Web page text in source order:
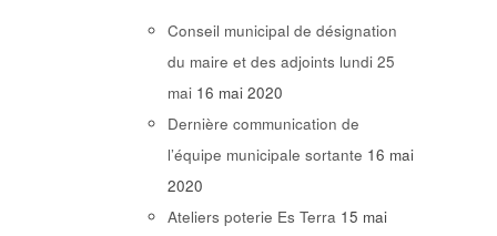
Conseil municipal de désignation
du maire et des adjoints lundi 25
mai 16 mai 2020
Dernière communication de
l’équipe municipale sortante 16 mai
2020
Ateliers poterie Es Terra 15 mai